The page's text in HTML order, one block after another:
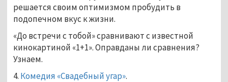
решается своим оптимизмом пробудить в
подопечном вкус к жизни.
«До встречи с тобой» сравнивают с известной
кинокартиной «1+1». Оправданы ли сравнения?
Узнаем.
4. Комедия «Свадебный угар».